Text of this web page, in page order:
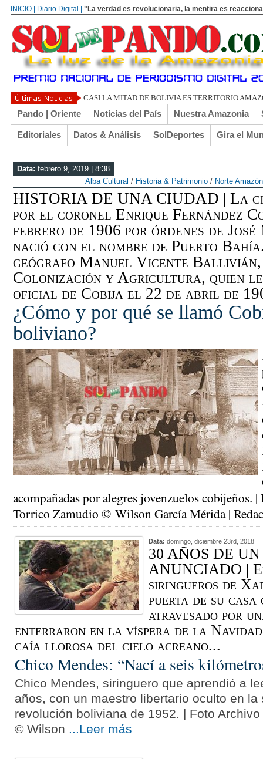
INICIO | Diario Digital | "La verdad es revolucionaria, la mentira es
UN LIBERTARIO L
Pando | Oriente Noticias del País Nuestra Amazonia
Editoriales Datos & Análisis SolDeportes Gira el
Data: febrero 9, 2019 | 8:38
Alba Cultural / Historia & Patrimonio / Norte
HISTORIA DE UNA CIUDAD | La
por el coronel Enrique Fernández
febrero de 1906 por órdenes de
nació con el nombre de Puerto
geógrafo Manuel Vicente Ballivián,
Colonización y Agricultura, quien le
oficial de Cobija el 22 de abril de
¿Cómo y por qué se llamó
boliviano?
acompañadas por alegres jovenzuelos cobijeños.
Torrico Zamudio © Wilson García Mérida |
Data: domingo, diciembre 23rd, 2018
30 AÑOS DE
ANUNCIADO |
siringueros de
puerta de su casa
atravesado por
enterraron en la víspera de la
caía llorosa del cielo acreano...
Chico Mendes: “Nací a seis
Chico Mendes, siringuero que aprendió a
años, con un maestro libertario oculto en
revolución boliviana de 1952. | Foto
© Wilson ...Leer más